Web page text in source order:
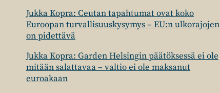
Jukka Kopra: Ceutan tapahtumat ovat koko
Euroopan turvallisuuskysymys – EU:n ulkorajojen
on pidettävä
Jukka Kopra: Garden Helsingin päätöksessä ei ole
mitään salattavaa – valtio ei ole maksanut
euroakaan